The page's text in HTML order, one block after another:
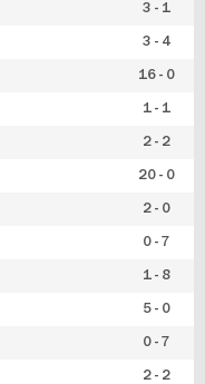
3 - 1
3 - 4
16 - 0
1 - 1
2 - 2
20 - 0
2 - 0
0 - 7
1 - 8
5 - 0
0 - 7
2 - 2